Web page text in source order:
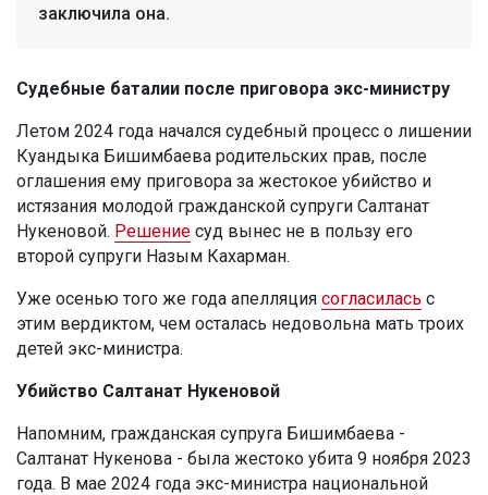
заключила она.
Судебные баталии после приговора экс-министру
Летом 2024 года начался судебный процесс о лишении
Куандыка Бишимбаева родительских прав, после
оглашения ему приговора за жестокое убийство и
истязания молодой гражданской супруги Салтанат
Нукеновой. Решение суд вынес не в пользу его
второй супруги Назым Кахарман.
Уже осенью того же года апелляция согласилась с
этим вердиктом, чем осталась недовольна мать троих
детей экс-министра.
Убийство Салтанат Нукеновой
Напомним, гражданская супруга Бишимбаева -
Салтанат Нукенова - была жестоко убита 9 ноября 2023
года. В мае 2024 года экс-министра национальной